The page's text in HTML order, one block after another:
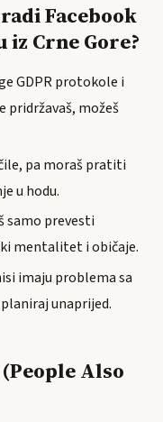
radi Facebook
iz Crne Gore?
GDPR protokole i
pridržavaš, možeš
pa moraš pratiti
u hodu.
samo prevesti
mentalitet i običaje.
imaju problema sa
unaprijed.
Also